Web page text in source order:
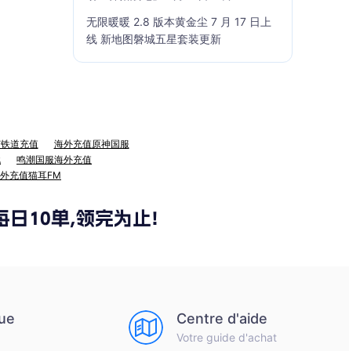
无限暖暖 2.8 版本黄金尘 7 月 17 日上
线 新地图磐城五星套装更新
道充值
海外充值原神国服
鸣潮国服海外充值
充值猫耳FM
Centre d'aide
Votre guide d'achat